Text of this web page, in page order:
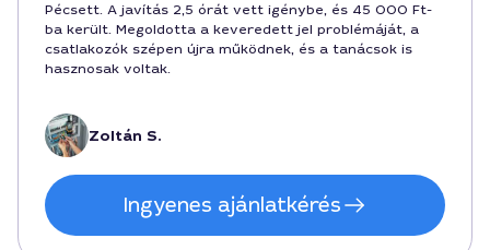
Pécsett. A javítás 2,5 órát vett igénybe, és 45 000 Ft-
ba került. Megoldotta a keveredett jel problémáját, a
csatlakozók szépen újra működnek, és a tanácsok is
hasznosak voltak.
Zoltán S.
Ingyenes ajánlatkérés